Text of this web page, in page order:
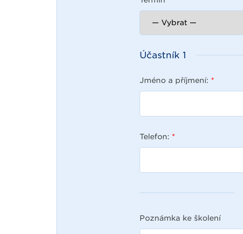
Účastník 1
Jméno a příjmení: *
Telefon: *
Poznámka ke školení